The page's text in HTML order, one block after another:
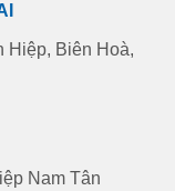
Hiệp, Biên Hoà,
Nam Tân